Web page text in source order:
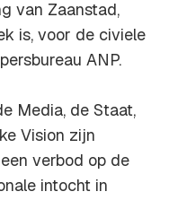
van Zaanstad,
is, voor de civiele
ANP.
Media, de Staat,
Vision zijn
verbod op de
intocht in